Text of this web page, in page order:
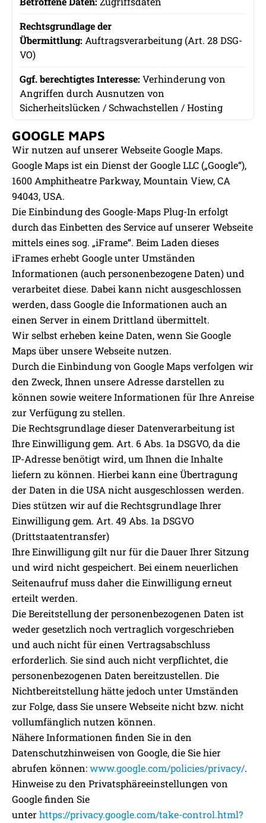
Auftragsverarbeitung (Art. 28 DSG-
VO)
Verhinderung von
Angriffen durch Ausnutzen von
Sicherheitslücken / Schwachstellen / Hosting
GOOGLE MAPS
Wir nutzen auf unserer Webseite Google Maps.
Google Maps ist ein Dienst der Google LLC („Google“),
1600 Amphitheatre Parkway, Mountain View, CA
94043, USA.
Die Einbindung des Google-Maps Plug-In erfolgt
durch das Einbetten des Service auf unserer Webseite
mittels eines sog. „iFrame“. Beim Laden dieses
iFrames erhebt Google unter Umständen
Informationen (auch personenbezogene Daten) und
verarbeitet diese. Dabei kann nicht ausgeschlossen
werden, dass Google die Informationen auch an
einen Server in einem Drittland übermittelt.
Wir selbst erheben keine Daten, wenn Sie Google
Maps über unsere Webseite nutzen.
Durch die Einbindung von Google Maps verfolgen wir
den Zweck, Ihnen unsere Adresse darstellen zu
können sowie weitere Informationen für Ihre Anreise
zur Verfügung zu stellen.
Die Rechtsgrundlage dieser Datenverarbeitung ist
Ihre Einwilligung gem. Art. 6 Abs. 1a DSGVO, da die
IP-Adresse benötigt wird, um Ihnen die Inhalte
liefern zu können. Hierbei kann eine Übertragung
der Daten in die USA nicht ausgeschlossen werden.
Dies stützen wir auf die Rechtsgrundlage Ihrer
Einwilligung gem. Art. 49 Abs. 1a DSGVO
(Drittstaatentransfer)
Ihre Einwilligung gilt nur für die Dauer Ihrer Sitzung
und wird nicht gespeichert. Bei einem neuerlichen
Seitenaufruf muss daher die Einwilligung erneut
erteilt werden.
Die Bereitstellung der personenbezogenen Daten ist
weder gesetzlich noch vertraglich vorgeschrieben
und auch nicht für einen Vertragsabschluss
erforderlich. Sie sind auch nicht verpflichtet, die
personenbezogenen Daten bereitzustellen. Die
Nichtbereitstellung hätte jedoch unter Umständen
zur Folge, dass Sie unsere Webseite nicht bzw. nicht
vollumfänglich nutzen können.
Nähere Informationen finden Sie in den
Datenschutzhinweisen von Google, die Sie hier
abrufen können:www.google.com/policies/privacy/.
Hinweise zu den Privatsphäreeinstellungen von
Google finden Sie
unterhttps://privacy.google.com/take-control.html?